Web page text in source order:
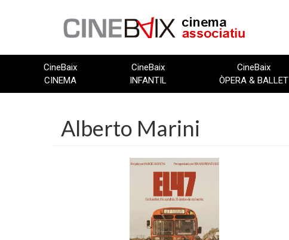
CineBaix
CINEMA
CineBaix
INFANTIL
CineBaix
ÒPERA & BALLET
Alberto Marini